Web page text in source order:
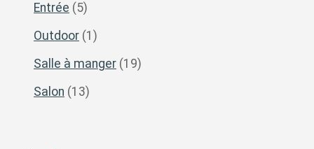
Entrée (5)
Outdoor (1)
Salle à manger (19)
Salon (13)